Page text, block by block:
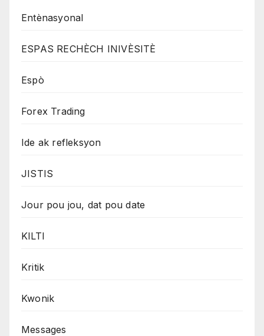
Entènasyonal
ESPAS RECHÈCH INIVÈSITÈ
Espò
Forex Trading
Ide ak refleksyon
JISTIS
Jour pou jou, dat pou date
KILTI
Kritik
Kwonik
Messages